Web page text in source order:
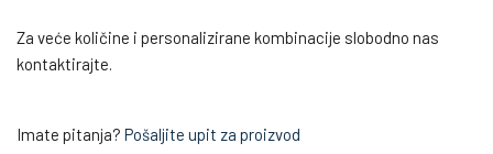
Za veće količine i personalizirane kombinacije slobodno nas
kontaktirajte.
Imate pitanja? Pošaljite upit za proizvod